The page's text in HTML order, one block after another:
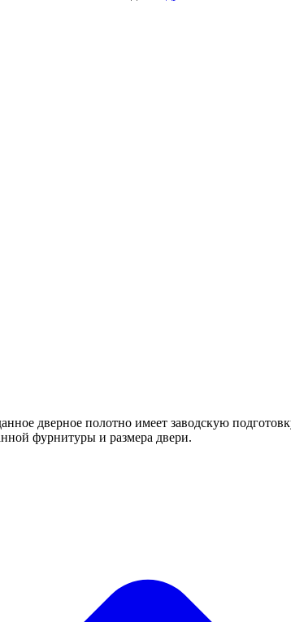
дверное полотно имеет заводскую
фурнитуры и размера двери.